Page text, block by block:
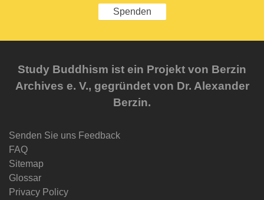
Spenden
Study Buddhism ist ein Projekt von Berzin
Archives e. V., gegründet von Dr. Alexander
Berzin.
Senden Sie uns Feedback
FAQ
Sitemap
Glossar
Privacy Policy